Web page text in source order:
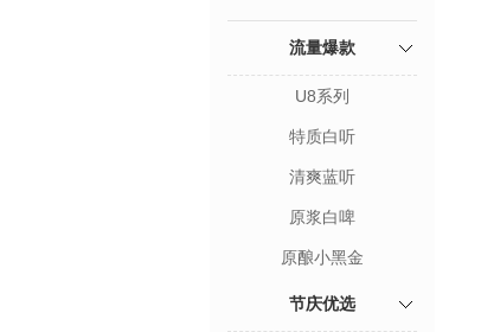
流量爆款
U8系列
特质白听
清爽蓝听
原浆白啤
原酿小黑金
节庆优选